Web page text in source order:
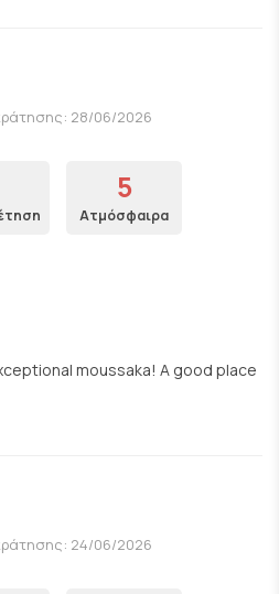
28/06/2026
5
Ατμόσφαιρα
moussaka! A good place
24/06/2026